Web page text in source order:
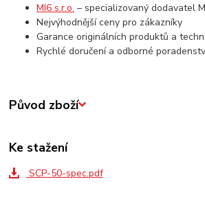
MI6 s.r.o. – specializovaný dodavatel
Nejvýhodnější ceny pro zákazníky
Garance originálních produktů a
Rychlé doručení a odborné
Původ zboží
Ke stažení
SCP-50-spec.pdf